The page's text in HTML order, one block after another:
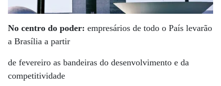
No centro do poder: empresários de todo o País levarão
a Brasília a partir
de fevereiro as bandeiras do desenvolvimento e da
competitividade